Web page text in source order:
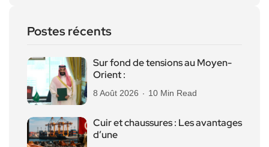
Postes récents
Sur fond de tensions au Moyen-
Orient :
8 Août 2026 10 Min Read
Cuir et chaussures : Les avantages
d’une